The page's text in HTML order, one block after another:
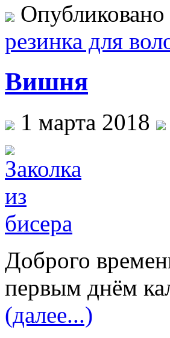
резинка для
Вишня
1 марта 2018
Доброго
первым днём
(далее...)